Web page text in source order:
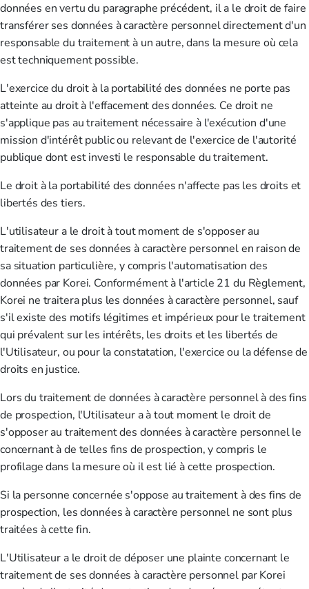
données en vertu du paragraphe précédent, il a le droit de faire
transférer ses données à caractère personnel directement d'un
responsable du traitement à un autre, dans la mesure où cela
est techniquement possible.
L'exercice du droit à la portabilité des données ne porte pas
atteinte au droit à l'effacement des données. Ce droit ne
s'applique pas au traitement nécessaire à l'exécution d'une
mission d'intérêt public ou relevant de l'exercice de l'autorité
publique dont est investi le responsable du traitement.
Le droit à la portabilité des données n'affecte pas les droits et
libertés des tiers.
L'utilisateur a le droit à tout moment de s'opposer au
traitement de ses données à caractère personnel en raison de
sa situation particulière, y compris l'automatisation des
données par Korei. Conformément à l'article 21 du Règlement,
Korei ne traitera plus les données à caractère personnel, sauf
s'il existe des motifs légitimes et impérieux pour le traitement
qui prévalent sur les intérêts, les droits et les libertés de
l'Utilisateur, ou pour la constatation, l'exercice ou la défense de
droits en justice.
Lors du traitement de données à caractère personnel à des fins
de prospection, l'Utilisateur a à tout moment le droit de
s'opposer au traitement des données à caractère personnel le
concernant à de telles fins de prospection, y compris le
profilage dans la mesure où il est lié à cette prospection.
Si la personne concernée s'oppose au traitement à des fins de
prospection, les données à caractère personnel ne sont plus
traitées à cette fin.
L'Utilisateur a le droit de déposer une plainte concernant le
traitement de ses données à caractère personnel par Korei